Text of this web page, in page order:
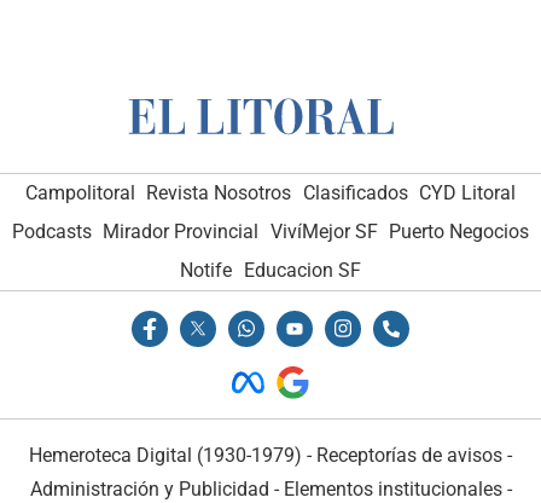
Campolitoral Revista Nosotros Clasificados CYD Litoral
Podcasts Mirador Provincial VivíMejor SF Puerto Negocios
Notife Educacion SF
Hemeroteca Digital (1930-1979) - Receptorías de avisos -
Administración y Publicidad - Elementos institucionales-